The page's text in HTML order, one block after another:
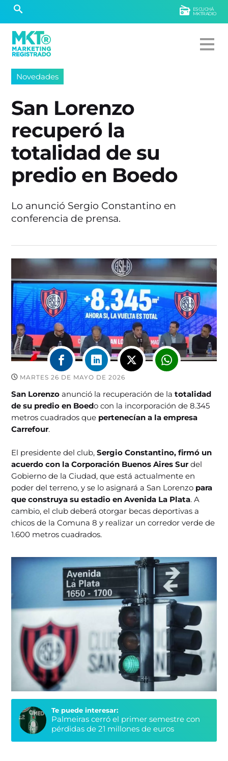
ESCUCHÁ
MKTRADIO
Novedades
San Lorenzo
recuperó la
totalidad de su
predio en Boedo
Lo anunció Sergio Constantino en
conferencia de prensa.
MARTES 26 DE MAYO DE 2026
San Lorenzoanunció la recuperación de latotalidad
de su predio en Boedo con la incorporación de 8.345
metros cuadrados que pertenecían a la empresa
Carrefour.
El presidente del club,Sergio Constantino, firmó un
acuerdo con la Corporación Buenos Aires Surdel
Gobierno de la Ciudad, que está actualmente en
poder del terreno, y se lo asignará a San Lorenzo para
que construya su estadio en Avenida La Plata. A
cambio, el club deberá otorgar becas deportivas a
chicos de la Comuna 8 y realizar un corredor verde de
1.600 metros cuadrados.
Te puede interesar:
Palmeiras cerró el primer semestre con
pérdidas de 21 millones de euros